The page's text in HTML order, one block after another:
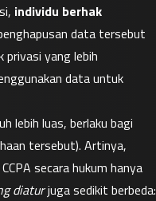
individu berhak
data tersebut
data untuk
lebih luas, berlaku bagi
tersebut). Artinya,
secara hukum hanya
diatur juga sedikit berbeda: